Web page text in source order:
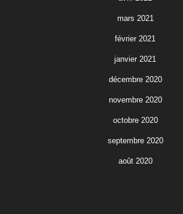
mars 2021
février 2021
janvier 2021
décembre 2020
novembre 2020
octobre 2020
septembre 2020
août 2020